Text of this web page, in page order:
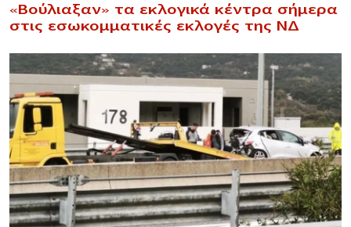
«Βούλιαξαν» τα εκλογικά κέντρα σήμερα
στις εσωκομματικές εκλογές της ΝΔ